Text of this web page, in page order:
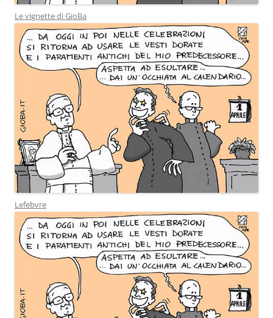
Le vignette di GioBa
Lefebvre